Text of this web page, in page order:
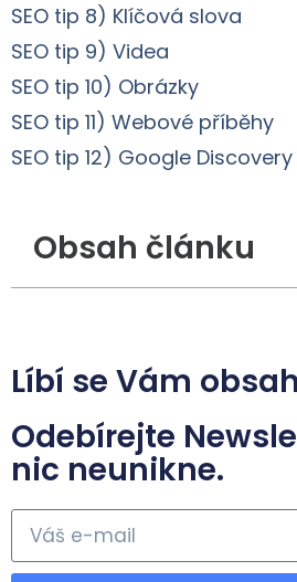
SEO tip 8) Klíčová slova
SEO tip 9) Videa
SEO tip 10) Obrázky
SEO tip 11) Webové příběhy
SEO tip 12) Google Discovery
Obsah článku
Líbí se Vám
Odebírejte
nic neunikne.